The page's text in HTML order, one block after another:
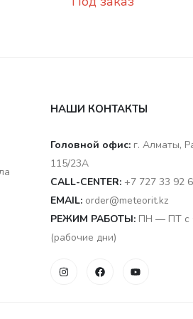
НАШИ КОНТАКТЫ
Головной офис: г. Алматы,
115/23A
CALL-CENTER: +7 727 33 92
EMAIL: order@meteorit.kz
РЕЖИМ РАБОТЫ: ПН — ПТ с
(рабочие дни)